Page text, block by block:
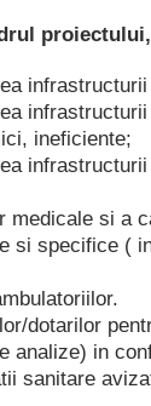
ineficiente;
medicale si a
si specifice (
dotarilor
analize) in
sanitare